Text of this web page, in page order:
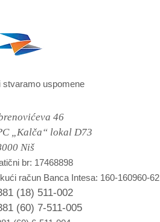
stvaramo uspomene
46
„Kalča“ lokal D73
Niš
br: 17468898
račun Banca Intesa: 160-160960-62
(18) 511-002
(60) 7-511-005